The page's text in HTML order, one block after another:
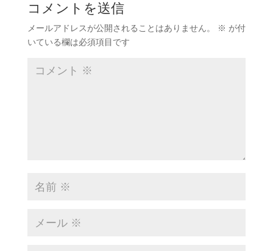
コメントを送信
メールアドレスが公開されることはありません。 ※ が付
いている欄は必須項目です